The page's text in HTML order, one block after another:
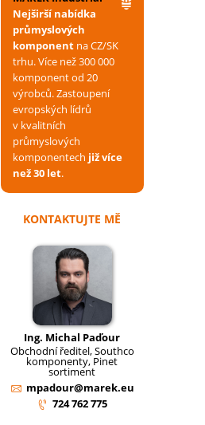
Nejširší nabídka
průmyslových
komponentna CZ/SK
trhu. Více než 300 000
komponent od 20
výrobců. Zastoupení
evropských lídrů
v kvalitních
průmyslových
komponentech již více
než 30 let.
KONTAKTUJTE MĚ
Ing. Michal Paďour
Obchodní ředitel, Southco
komponenty, Pinet
sortiment
mpadour@marek.eu
724 762 775